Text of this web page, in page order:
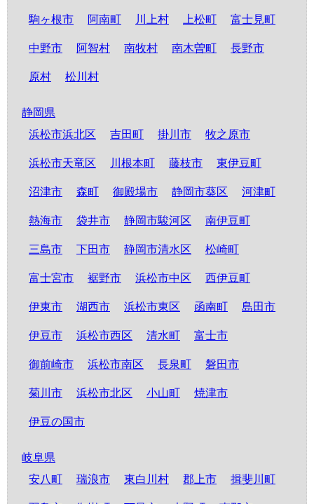
駒ヶ根市 阿南町 川上村 上松町 富士見町
中野市 阿智村 南牧村 南木曽町 長野市
原村 松川村
静岡県
浜松市浜北区
吉田町 掛川市 牧之原市
浜松市天竜区 川根本町 藤枝市 東伊豆町
沼津市 森町 御殿場市 静岡市葵区 河津町
熱海市 袋井市 静岡市駿河区 南伊豆町
三島市 下田市 静岡市清水区 松崎町
富士宮市 裾野市 浜松市中区 西伊豆町
伊東市 湖西市 浜松市東区 函南町 島田市
伊豆市 浜松市西区 清水町 富士市
御前崎市 浜松市南区 長泉町 磐田市
菊川市 浜松市北区 小山町 焼津市
伊豆の国市
岐阜県
安八町
瑞浪市 東白川村 郡上市 揖斐川町